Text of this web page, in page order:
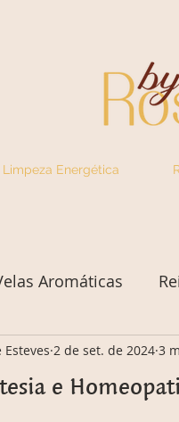
Limpeza Energética
Aromáticas
e
Esteves 2 de set. de 2024 3